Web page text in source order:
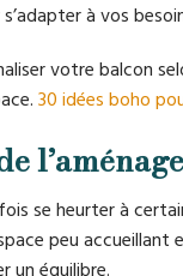
à vos
votre balcon
30 idées boho
se heurter à
peu
un équilibre.